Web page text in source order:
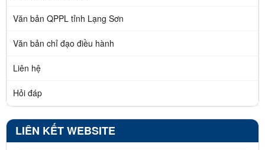
Văn bản QPPL tỉnh Lạng Sơn
Văn bản chỉ đạo điều hành
Liên hệ
Hỏi đáp
LIÊN KẾT WEBSITE